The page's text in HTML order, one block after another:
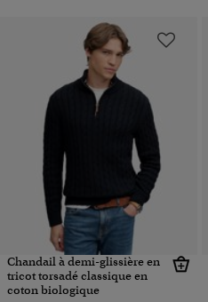
Chandail à demi-glissière en
tricot torsadé classique en
coton biologique